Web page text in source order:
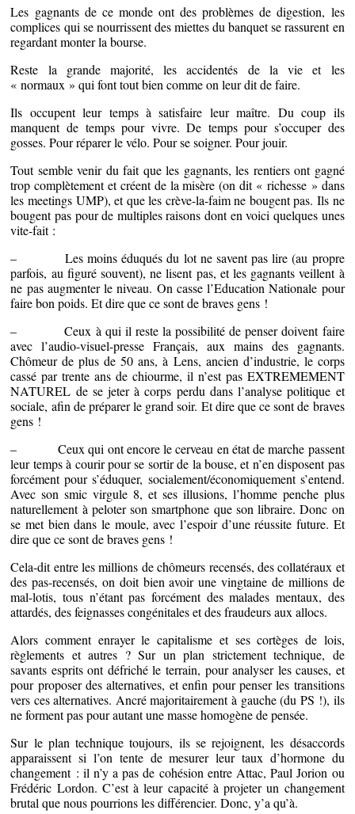
Les gagnants de ce monde ont des problèmes de digestion, les
complices qui se nourrissent des miettes du banquet se rassurent en
regardant monter la bourse.
Reste la grande majorité, les accidentés de la vie et les
« normaux » qui font tout bien comme on leur dit de faire.
Ils occupent leur temps à satisfaire leur maître. Du coup ils
manquent de temps pour vivre. De temps pour s’occuper des
gosses. Pour réparer le vélo. Pour se soigner. Pour jouir.
Tout semble venir du fait que les gagnants, les rentiers ont gagné
trop complètement et créent de la misère (on dit « richesse » dans
les meetings UMP), et que les crève-la-faim ne bougent pas. Ils ne
bougent pas pour de multiples raisons dont en voici quelques unes
vite-fait :
– Les moins éduqués du lot ne savent pas lire (au propre
parfois, au figuré souvent), ne lisent pas, et les gagnants veillent à
ne pas augmenter le niveau. On casse l’Education Nationale pour
faire bon poids. Et dire que ce sont de braves gens !
– Ceux à qui il reste la possibilité de penser doivent faire
avec l’audio-visuel-presse Français, aux mains des gagnants.
Chômeur de plus de 50 ans, à Lens, ancien d’industrie, le corps
cassé par trente ans de chiourme, il n’est pas EXTREMEMENT
NATUREL de se jeter à corps perdu dans l’analyse politique et
sociale, afin de préparer le grand soir. Et dire que ce sont de braves
gens !
– Ceux qui ont encore le cerveau en état de marche passent
leur temps à courir pour se sortir de la bouse, et n’en disposent pas
forcément pour s’éduquer, socialement/économiquement s’entend.
Avec son smic virgule 8, et ses illusions, l’homme penche plus
naturellement à peloter son smartphone que son libraire. Donc on
se met bien dans le moule, avec l’espoir d’une réussite future. Et
dire que ce sont de braves gens !
Cela-dit entre les millions de chômeurs recensés, des collatéraux et
des pas-recensés, on doit bien avoir une vingtaine de millions de
mal-lotis, tous n’étant pas forcément des malades mentaux, des
attardés, des feignasses congénitales et des fraudeurs aux allocs.
Alors comment enrayer le capitalisme et ses cortèges de lois,
règlements et autres ? Sur un plan strictement technique, de
savants esprits ont défriché le terrain, pour analyser les causes, et
pour proposer des alternatives, et enfin pour penser les transitions
vers ces alternatives. Ancré majoritairement à gauche (du PS !), ils
ne forment pas pour autant une masse homogène de pensée.
Sur le plan technique toujours, ils se rejoignent, les désaccords
apparaissent si l’on tente de mesurer leur taux d’hormone du
changement : il n’y a pas de cohésion entre Attac, Paul Jorion ou
Frédéric Lordon. C’est à leur capacité à projeter un changement
brutal que nous pourrions les différencier. Donc, y’a qu’à.